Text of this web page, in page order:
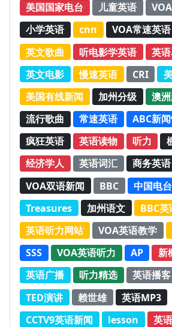
美国国家电台
儿童英语
小学英语
cnn VOA常速英语
英文歌曲
听电影学英语
英
英文电影
慢速英语 CRI
美国有线新闻
加州分级
澳
流行歌曲
常速英语
ABC新
疯狂英语
英语读物 听力
经济学人
英语词汇
商务英语
VOA双语新闻
BBC 中国电台
Treasures
加州语文
BBC英
英语听力网站
VOA英语教学
SSS
VOA英语听力 AP 新
英语广播
听力精选 英语播客
TED演讲
赖世雄
英语MP3
CCTV9英语新闻
lesson
英